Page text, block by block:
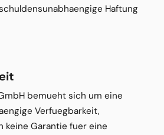
Haftung
bemueht sich um eine
Verfuegbarkeit,
Garantie fuer eine